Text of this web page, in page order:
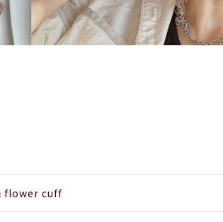
flower cuff